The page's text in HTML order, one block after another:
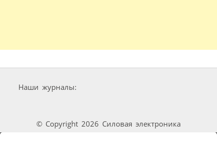
Наши журналы:
© Copyright 2026 Силовая электроника